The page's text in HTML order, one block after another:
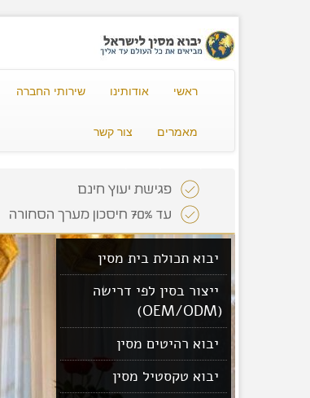
ראשי אודותינו שירותי החברה
מאמרים צור קשר
יבוא תכולת בית מסין
ייצור בסין לפי דרישה
(OEM/ODM)
יבוא רהיטים מסין
יבוא טקסטיל מסין